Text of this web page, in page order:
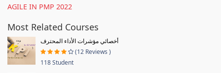
AGILE IN PMP 2022
Most Related Courses
أخصائي مؤشرات الأداء المحترف
(12 Reviews )
118 Student